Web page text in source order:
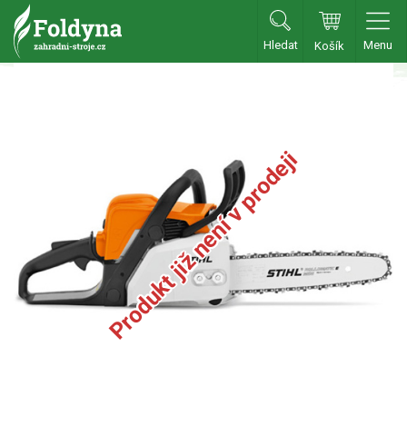
Hledat Košík Menu
Sekačky
Benzínové sekačky
Akumulátorové sekačkyProdukt již není v prodeji